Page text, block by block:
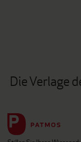
Die Verlage